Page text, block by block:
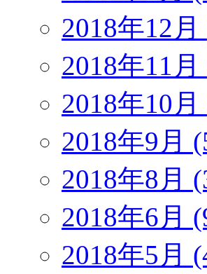
2018年12月
2018年11月
2018年10月
2018年9月
2018年8月
2018年6月
2018年5月